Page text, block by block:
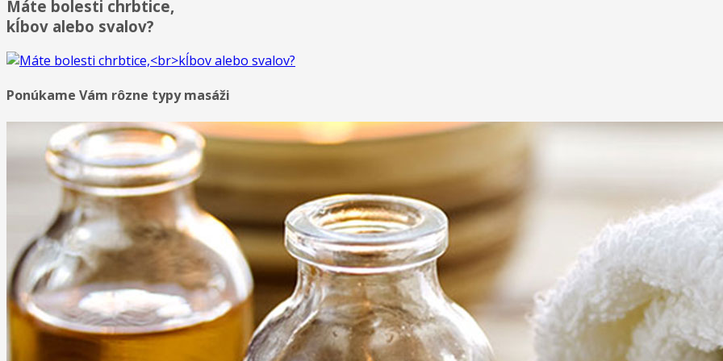
Máte bolesti chrbtice,
kĺbov alebo svalov?
Ponúkame Vám rôzne typy masáži